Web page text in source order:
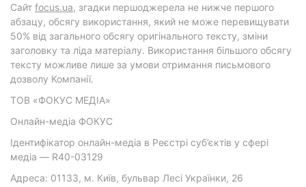
Cайт focus.ua, згадки першоджерела не нижче першого
абзацу, обсягу використання, який не може перевищувати
50% від загального обсягу оригінального тексту, зміни
заголовку та ліда матеріалу. Використання більшого обсягу
тексту можливе лише за умови отримання письмового
дозволу Компанії.
ТОВ «ФОКУС МЕДІА»
Онлайн-медіа ФОКУС
Ідентифікатор онлайн-медіа в Реєстрі суб’єктів у сфері
медіа — R40-03129
Адреса: 01133, м. Київ, бульвар Лесі Українки, 26